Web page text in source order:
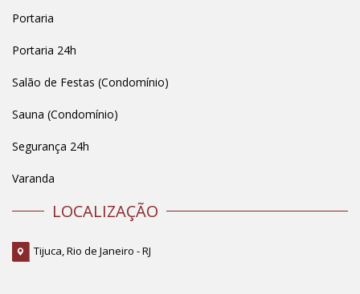
Portaria
Portaria 24h
Salão de Festas (Condomínio)
Sauna (Condomínio)
Segurança 24h
Varanda
LOCALIZAÇÃO
Tijuca, Rio de Janeiro - RJ